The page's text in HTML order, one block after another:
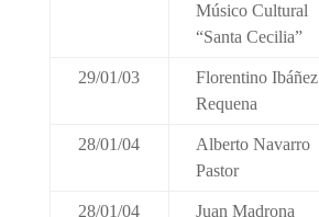
Músico Cultural
“Santa Cecilia”
29/01/03
Florentino Ibáñez
Requena
28/01/04
Alberto Navarro
Pastor
28/01/04
Juan Madrona